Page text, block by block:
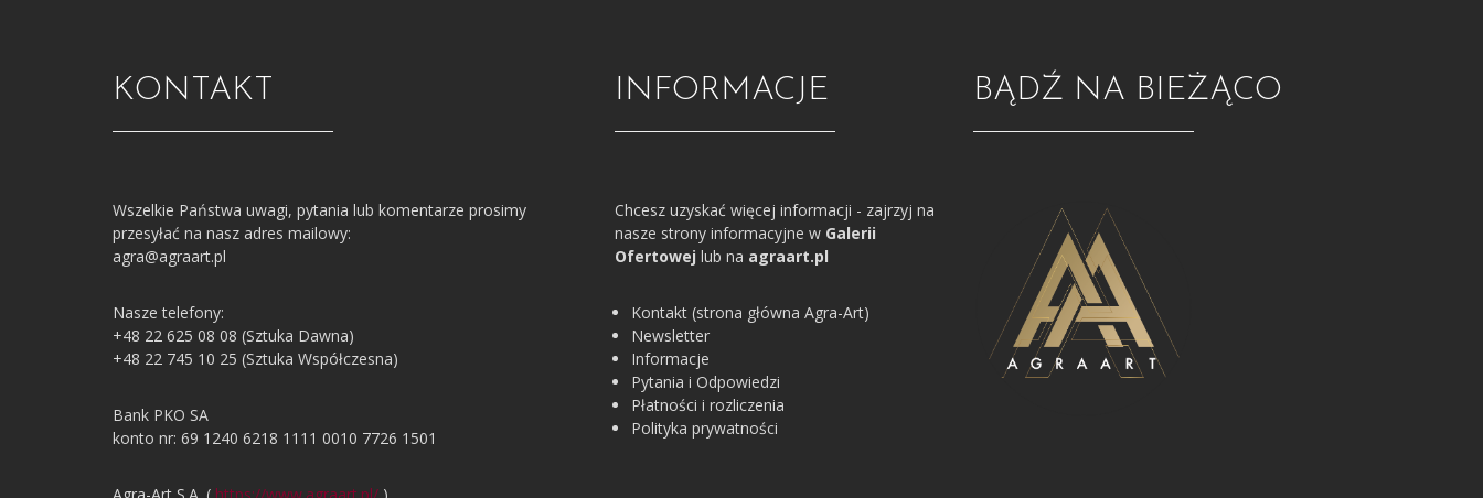
BĄDŹ NA BIEŻĄCO
INFORMACJE
Chcesz uzyskać więcej informacji - zajrzyj na
nasze strony informacyjne w Galerii
Ofertowej lub na agraart.pl
Kontakt (strona główna Agra-Art)
Newsletter
Informacje
Pytania i Odpowiedzi
Płatności i rozliczenia
Polityka prywatności
KONTAKT
Wszelkie Państwa uwagi, pytania lub komentarze prosimy
przesyłać na nasz adres mailowy:
agra@agraart.pl
Nasze telefony:
+48 22 625 08 08 (Sztuka Dawna)
+48 22 745 10 25 (Sztuka Współczesna)
Bank PKO SA
konto nr: 69 1240 6218 1111 0010 7726 1501